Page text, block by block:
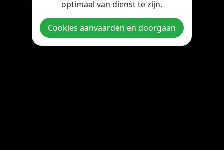
Copyright © 2026 StreamOnline.be. All rights reserved.
optimaal van dienst te zijn.
Cookies aanvaarden en doorgaan